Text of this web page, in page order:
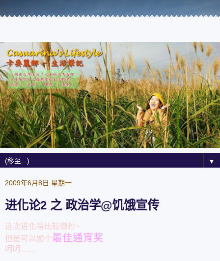
▼
2009年6月8日 星期一
进化论2 之 政治学@饥饿宣传
这次进化得比较微秒~
但是可以颁个最佳通宵奖
呵呵……